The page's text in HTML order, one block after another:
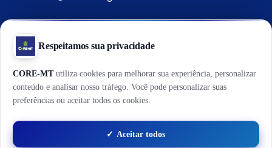
Av. dos Jacarandás, 280 - Jardim Jacarandás, , Sinop - MT -
78557-727, Sala C6
Entre em contato pelos telefones:
(65) 3322-3090